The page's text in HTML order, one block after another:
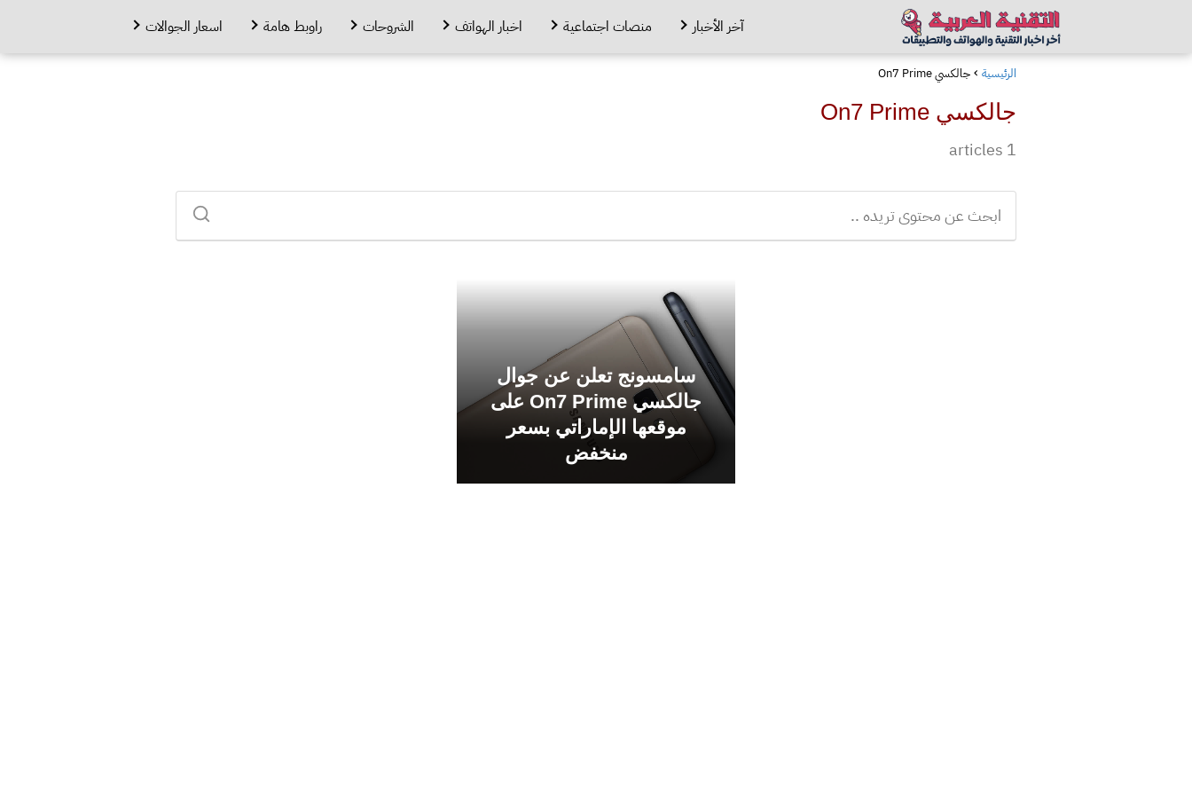
آخر الأخبار منصات اجتماعية اخبار الهواتف الشروحات راوبط هامة اسعار الجوالات
الرئيسية جالكسي On7 Prime
جالكسي On7 Prime
1 articles
سامسونج تعلن عن جوال
جالكسي On7 Prime على
موقعها الإماراتي بسعر
منخفض